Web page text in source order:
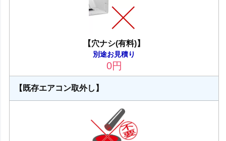
【穴ナシ(有料)】
別途お見積り
0円
【既存エアコン取外し】